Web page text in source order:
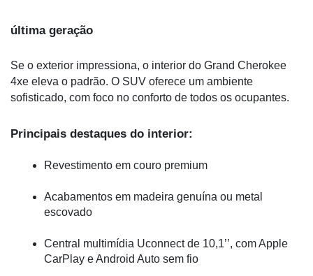
última geração
Se o exterior impressiona, o interior do Grand Cherokee
4xe eleva o padrão. O SUV oferece um ambiente
sofisticado, com foco no conforto de todos os ocupantes.
Principais destaques do interior:
Revestimento em couro premium
Acabamentos em madeira genuína ou metal
escovado
Central multimídia Uconnect de 10,1’’, com Apple
CarPlay e Android Auto sem fio